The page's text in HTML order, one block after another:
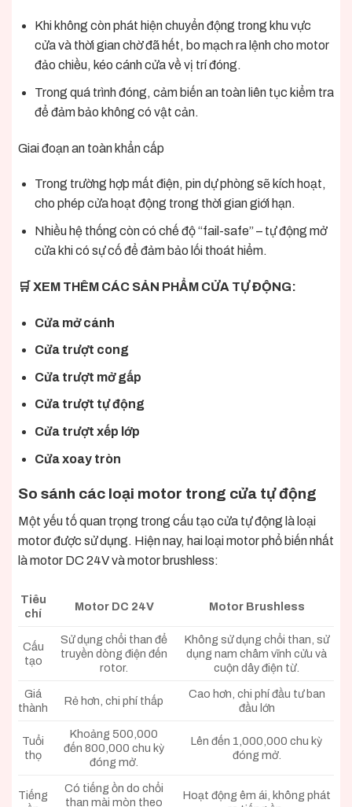
Khi không còn phát hiện chuyển động trong khu vực
cửa và thời gian chờ đã hết, bo mạch ra lệnh cho motor
đảo chiều, kéo cánh cửa về vị trí đóng.
Trong quá trình đóng, cảm biến an toàn liên tục kiểm tra
để đảm bảo không có vật cản.
Giai đoạn an toàn khẩn cấp
Trong trường hợp mất điện, pin dự phòng sẽ kích hoạt,
cho phép cửa hoạt động trong thời gian giới hạn.
Nhiều hệ thống còn có chế độ “fail-safe” – tự động mở
cửa khi có sự cố để đảm bảo lối thoát hiểm.
🛒 XEM THÊM CÁC SẢN PHẨM CỬA TỰ ĐỘNG:
Cửa mở cánh
Cửa trượt cong
Cửa trượt mở gấp
Cửa trượt tự động
Cửa trượt xếp lớp
Cửa xoay tròn
So sánh các loại motor trong cửa tự động
Một yếu tố quan trọng trong cấu tạo cửa tự động là loại
motor được sử dụng. Hiện nay, hai loại motor phổ biến nhất
là motor DC 24V và motor brushless:
Tiêu
chí
Motor DC 24V Motor Brushless
Cấu
tạo
Sử dụng chổi than để
truyền dòng điện đến
rotor.
Không sử dụng chổi than, sử
dụng nam châm vĩnh cửu và
cuộn dây điện từ.
Giá
thành
Rẻ hơn, chi phí thấp
Cao hơn, chi phí đầu tư ban
đầu lớn
Tuổi
thọ
Khoảng 500,000
đến 800,000 chu kỳ
đóng mở.
Lên đến 1,000,000 chu kỳ
đóng mở.
Tiếng
Có tiếng ồn do chổi
than mài mòn theo
Hoạt động êm ái, không phát